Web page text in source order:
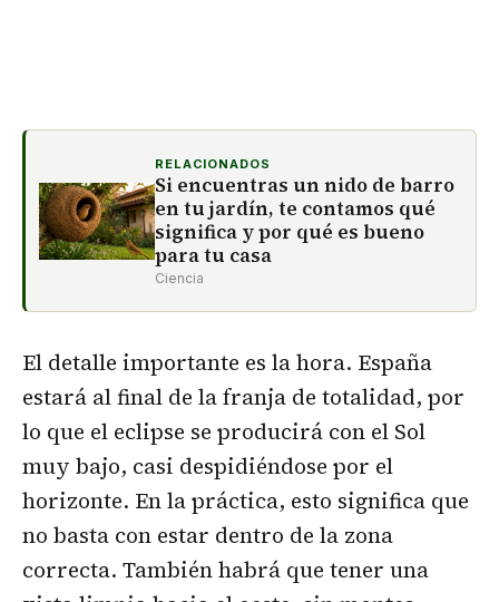
RELACIONADOS
Si encuentras un nido de barro
en tu jardín, te contamos qué
significa y por qué es bueno
para tu casa
Ciencia
El detalle importante es la hora. España
estará al final de la franja de totalidad, por
lo que el eclipse se producirá con el Sol
muy bajo, casi despidiéndose por el
horizonte. En la práctica, esto significa que
no basta con estar dentro de la zona
correcta. También habrá que tener una